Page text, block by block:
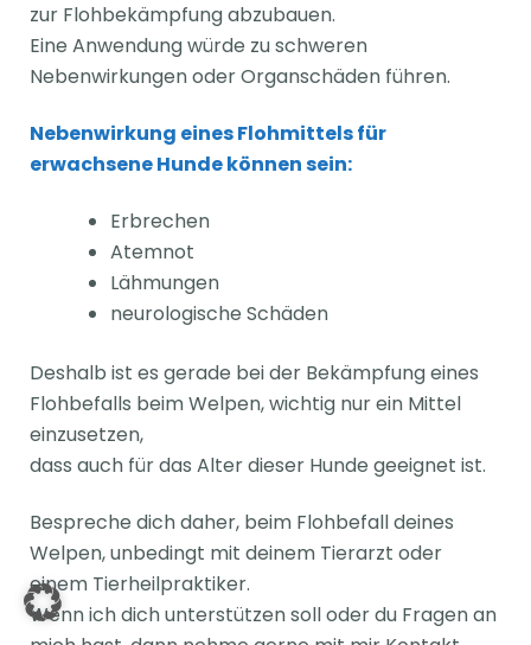
zur Flohbekämpfung abzubauen.
Eine Anwendung würde zu schweren
Nebenwirkungen oder Organschäden führen.
Nebenwirkung eines Flohmittels für
erwachsene Hunde können sein:
Erbrechen
Atemnot
Lähmungen
neurologische Schäden
Deshalb ist es gerade bei der Bekämpfung eines
Flohbefalls beim Welpen, wichtig nur ein Mittel
einzusetzen,
dass auch für das Alter dieser Hunde geeignet ist.
Bespreche dich daher, beim Flohbefall deines
Welpen, unbedingt mit deinem Tierarzt oder
einem Tierheilpraktiker.
Wenn ich dich unterstützen soll oder du Fragen an